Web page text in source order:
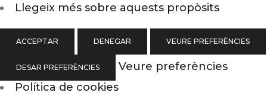
Llegeix més sobre aquests propòsits
ACCEPTAR DENEGAR VEURE PREFERÈNCIES
DESAR PREFERÈNCIES
Veure preferències
Política de cookies